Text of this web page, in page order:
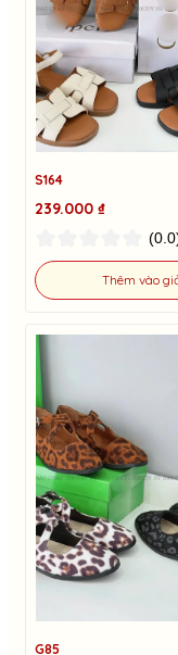
S164
239.000 ₫
Thêm vào
G85